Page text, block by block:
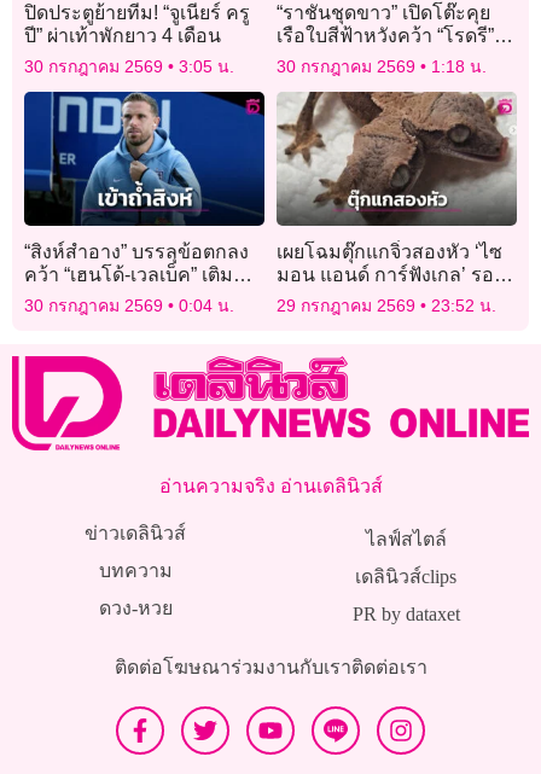
ปิดประตูย้ายทีม! “จูเนียร์ ครู
ปี” ผ่าเท้าพักยาว 4 เดือน
30 กรกฎาคม 2569 3:05 น.
“ราชันชุดขาว” เปิดโต๊ะคุย
เรือใบสีฟ้าหวังคว้า “โรดรี”
ร่วมทัพ
30 กรกฎาคม 2569 1:18 น.
“สิงห์สำอาง” บรรลุข้อตกลง
คว้า “เฮนโด้-เวลเบ็ค” เติม
ความเก๋า
30 กรกฎาคม 2569 0:04 น.
เผยโฉมตุ๊กแกจิ๋วสองหัว ‘ไซ
มอน แอนด์ การ์ฟังเกล’ รอด
ชีวิตครบ 1 เดือน
29 กรกฎาคม 2569 23:52 น.
อ่านความจริง อ่านเดลินิวส์
ข่าวเดลินิวส์
บทความ
ดวง-หวย
ไลฟ์สไตล์
เดลินิวส์clips
PR by dataxet
ติดต่อโฆษณาร่วมงานกับเราติดต่อเรา